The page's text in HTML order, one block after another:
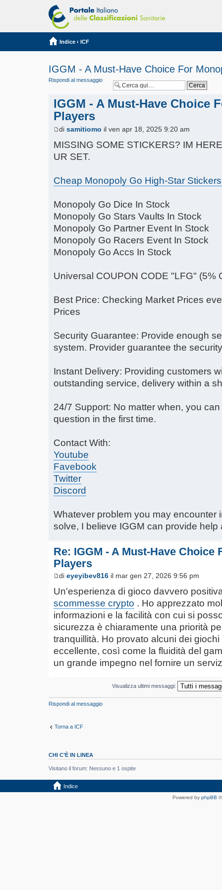
Indice ‹ ICF
IGGM - A Must-Have Choice For
Rispondi al messaggio
IGGM - A Must-Have Choice
Players
di samitiomo il ven apr 18, 2025 9:20 am
MISSING SOME STICKERS? IM
UR SET.
Cheap Monopoly Go High-Star
Monopoly Go Dice In Stock
Monopoly Go Stars Vaults In Stock
Monopoly Go Partner Event In Stock
Monopoly Go Racers Event In Stock
Monopoly Go Accs In Stock
Universal COUPON CODE "LFG" (5%
Best Price: Checking Market Prices
Prices
Security Guarantee: Provide enough
system. Provider guarantee the
Instant Delivery: Providing customers
outstanding service, delivery within a
24/7 Support: No matter when, you
question in the first time.
Contact With:
Youtube
Favebook
Twitter
Discord
Whatever problem you may encounter
solve, I believe IGGM can provide help
Re: IGGM - A Must-Have Choice
Players
di eyeyibev816 il mar gen 27, 2026 9:56 pm
Un'esperienza di gioco davvero
scommesse crypto . Ho apprezzato
informazioni e la facilità con cui si
sicurezza è chiaramente una priorità
tranquillità. Ho provato alcuni dei
eccellente, così come la fluidità del
un grande impegno nel fornire un
Visualizza ultimi messaggi:
Rispondi al messaggio
Torna a ICF
CHI C’È IN LINEA
Visitano il forum: Nessuno e 1 ospite
Indice
Powered by phpBB